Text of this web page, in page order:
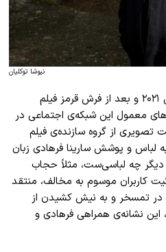
نیوشا توکلیان
در روز‌های برگزاری جشنواره‌ی کن ۲۰۲۱ و بعد از فرش قرمز فیلم
معمول این شبکه‌ی اجتماعی در
تصویری از گروه سازنده‌ی فیلم
لباس و پوشش سارینا فرهادی زبان
چه لباسی‌ست، مثلاً حجاب
کاربران موسوم به مخالف، منتقد
و در تمسخر و به نیش کشیدن از
این نشانه‌ی همراهی فرهادی و